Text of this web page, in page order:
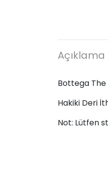
Açıklama
Bottega The
Hakiki Deri
Not: Lütfen